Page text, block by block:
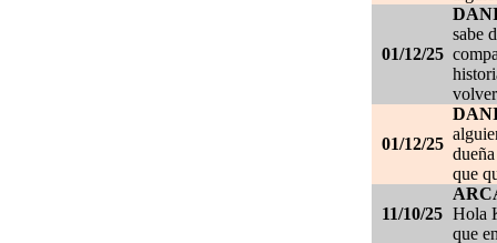
01/12/25
sabe
01/12/25
que
11/10/25 Hola
que